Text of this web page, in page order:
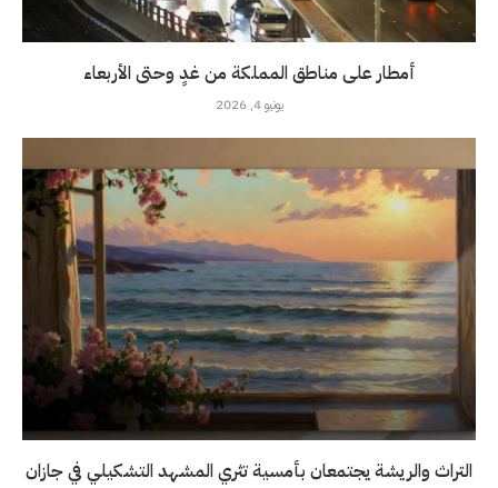
أمطار على مناطق المملكة من غدٍ وحتى الأربعاء
يونيو 4, 2026
التراث والريشة يجتمعان بأمسية تثري المشهد التشكيلي في جازان